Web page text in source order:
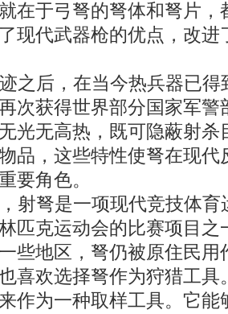
在于弓弩的弩体和弩片，
现代武器枪的优点，改进
之后，在当今热兵器已得
次获得世界部分国家军警
光无高热，既可隐蔽射杀
品，这些特性使弩在现代
要角色。
射弩是一项现代竞技体育
匹克运动会的比赛项目之
些地区，弩仍被原住民用
喜欢选择弩作为狩猎工具
作为一种取样工具。它能